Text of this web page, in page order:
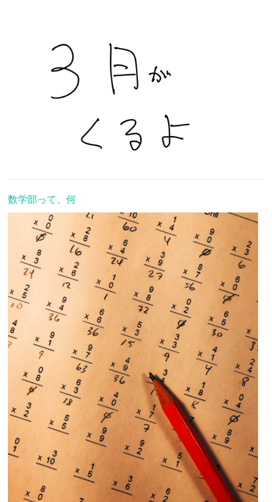
数学部って、何